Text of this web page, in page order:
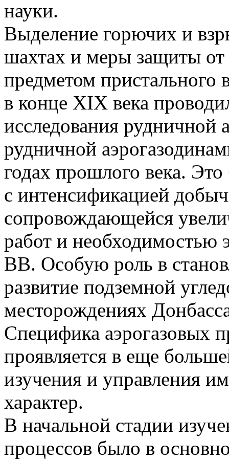
науки.
Выделение горючих и
шахтах и меры защиты от
предметом
в конце XIX века
исследования рудничной
рудничной
годах прошлого века.
с интенсификацией
сопровождающейся
работ и необходимостью
ВВ. Особую роль в
развитие подземной
месторождениях
Специфика аэрогазовых
проявляется в еще
изучения и управления
характер.
В начальной стадии
процессов было в